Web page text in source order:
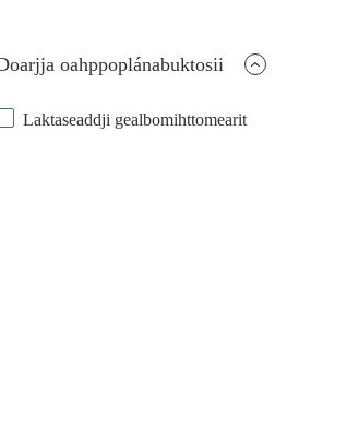
oahppoplánabuktosii
Laktaseaddji gealbomihttomearit